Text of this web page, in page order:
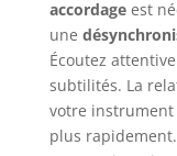
accordageest
une
Écoutez
subtilités. La
votre instrument
plus